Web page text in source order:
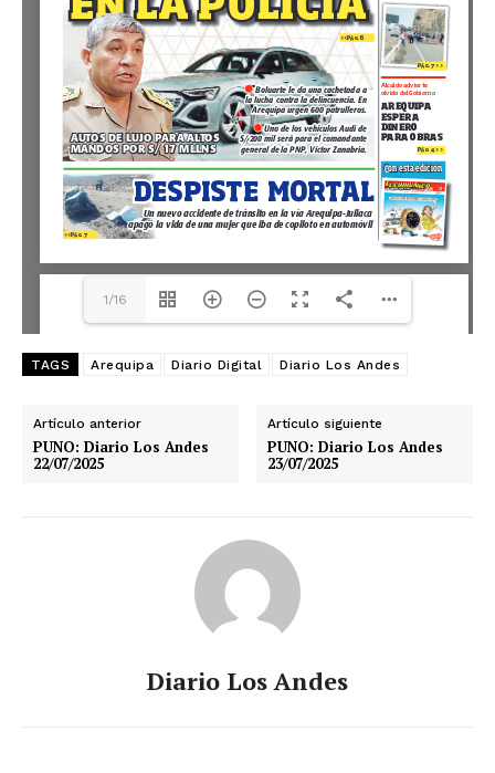
1/16
TAGS Arequipa Diario Digital Diario Los Andes
Artículo anterior
PUNO: Diario Los Andes
22/07/2025
Artículo siguiente
PUNO: Diario Los Andes
23/07/2025
Diario Los Andes